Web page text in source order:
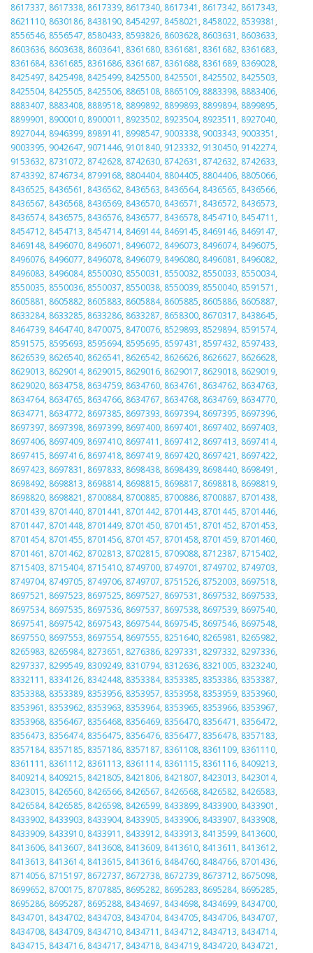
8617337, 8617338, 8617339, 8617340, 8617341 , 8617342, 8617343,
8621110, 8630186, 8438190, 8454297, 8458021 , 8458022, 8539381 ,
8556546, 8556547, 8580433, 8593826, 8603628, 8603631 , 8603633,
8603636, 8603638, 8603641 , 8361680, 8361681 , 8361682, 8361683,
8361684, 8361685, 8361686, 8361687, 8361688, 8361689, 8369028,
8425497, 8425498, 8425499, 8425500, 8425501 , 8425502, 8425503,
8425504, 8425505, 8425506, 8865108, 8865109, 8883398, 8883406,
8883407, 8883408, 8889518, 8899892, 8899893, 8899894, 8899895,
8899901 , 8900010, 8900011 , 8923502, 8923504, 8923511 , 8927040,
8927044, 8946399, 8989141 , 8998547, 9003338, 9003343, 9003351 ,
9003395, 9042647, 9071446, 9101840, 9123332, 9130450, 9142274,
9153632, 8731072, 8742628, 8742630, 8742631 , 8742632, 8742633,
8743392, 8746734, 8799168, 8804404, 8804405, 8804406, 8805066,
8436525, 8436561 , 8436562, 8436563, 8436564, 8436565, 8436566,
8436567, 8436568, 8436569, 8436570, 8436571 , 8436572, 8436573,
8436574, 8436575, 8436576, 8436577, 8436578, 8454710, 8454711 ,
8454712, 8454713, 8454714, 8469144, 8469145, 8469146, 8469147,
8469148, 8496070, 8496071 , 8496072, 8496073, 8496074, 8496075,
8496076, 8496077, 8496078, 8496079, 8496080, 8496081 , 8496082,
8496083, 8496084, 8550030, 8550031 , 8550032, 8550033, 8550034,
8550035, 8550036, 8550037, 8550038, 8550039, 8550040, 8591571 ,
8605881 , 8605882, 8605883, 8605884, 8605885, 8605886, 8605887,
8633284, 8633285, 8633286, 8633287, 8658300, 8670317, 8438645,
8464739, 8464740, 8470075, 8470076, 8529893, 8529894, 8591574,
8591575, 8595693, 8595694, 8595695, 8597431 , 8597432, 8597433,
8626539, 8626540, 8626541 , 8626542, 8626626, 8626627, 8626628,
8629013, 8629014, 8629015, 8629016, 8629017, 8629018, 8629019,
8629020, 8634758, 8634759, 8634760, 8634761 , 8634762, 8634763,
8634764, 8634765, 8634766, 8634767, 8634768, 8634769, 8634770,
8634771 , 8634772, 8697385, 8697393, 8697394, 8697395, 8697396,
8697397, 8697398, 8697399, 8697400, 8697401 , 8697402, 8697403,
8697406, 8697409, 8697410, 8697411 , 8697412, 8697413, 8697414,
8697415, 8697416, 8697418, 8697419, 8697420, 8697421 , 8697422,
8697423, 8697831 , 8697833, 8698438, 8698439, 8698440, 8698491 ,
8698492, 8698813, 8698814, 8698815, 8698817, 8698818, 8698819,
8698820, 8698821 , 8700884, 8700885, 8700886, 8700887, 8701438,
8701439, 8701440, 8701441 , 8701442, 8701443, 8701445, 8701446,
8701447, 8701448, 8701449, 8701450, 8701451 , 8701452, 8701453,
8701454, 8701455, 8701456, 8701457, 8701458, 8701459, 8701460,
8701461 , 8701462, 8702813, 8702815, 8709088, 8712387, 8715402,
8715403, 8715404, 8715410, 8749700, 8749701 , 8749702, 8749703,
8749704, 8749705, 8749706, 8749707, 8751526, 8752003, 8697518,
8697521 , 8697523, 8697525, 8697527, 8697531 , 8697532, 8697533,
8697534, 8697535, 8697536, 8697537, 8697538, 8697539, 8697540,
8697541 , 8697542, 8697543, 8697544, 8697545, 8697546, 8697548,
8697550, 8697553, 8697554, 8697555, 8251640, 8265981 , 8265982,
8265983, 8265984, 8273651 , 8276386, 8297331 , 8297332, 8297336,
8297337, 8299549, 8309249, 8310794, 8312636, 8321005, 8323240,
8332111 , 8334126, 8342448, 8353384, 8353385, 8353386, 8353387,
8353388, 8353389, 8353956, 8353957, 8353958, 8353959, 8353960,
8353961 , 8353962, 8353963, 8353964, 8353965, 8353966, 8353967,
8353968, 8356467, 8356468, 8356469, 8356470, 8356471 , 8356472,
8356473, 8356474, 8356475, 8356476, 8356477, 8356478, 8357183,
8357184, 8357185, 8357186, 8357187, 8361108, 8361109, 8361110,
8361111 , 8361112, 8361113, 8361114, 8361115, 8361116, 8409213,
8409214, 8409215, 8421805, 8421806, 8421807, 8423013, 8423014,
8423015, 8426560, 8426566, 8426567, 8426568, 8426582, 8426583,
8426584, 8426585, 8426598, 8426599, 8433899, 8433900, 8433901 ,
8433902, 8433903, 8433904, 8433905, 8433906, 8433907, 8433908,
8433909, 8433910, 8433911 , 8433912, 8433913, 8413599, 8413600,
8413606, 8413607, 8413608, 8413609, 8413610, 8413611 , 8413612,
8413613, 8413614, 8413615, 8413616, 8484760, 8484766, 8701436,
8714056, 8715197, 8672737, 8672738, 8672739, 8673712, 8675098,
8699652, 8700175, 8707885, 8695282, 8695283, 8695284, 8695285,
8695286, 8695287, 8695288, 8434697, 8434698, 8434699, 8434700,
8434701 , 8434702, 8434703, 8434704, 8434705, 8434706, 8434707,
8434708, 8434709, 8434710, 8434711 , 8434712, 8434713, 8434714,
8434715, 8434716, 8434717, 8434718, 8434719, 8434720, 8434721 ,